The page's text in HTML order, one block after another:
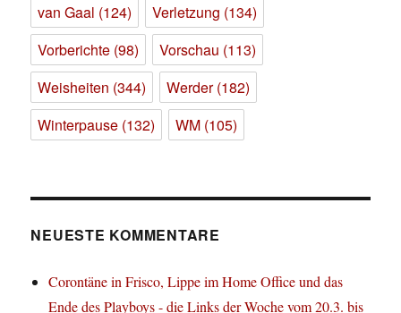
van Gaal (124) Verletzung (134)
Vorberichte (98) Vorschau (113)
Weisheiten (344) Werder(182)
Winterpause (132) WM (105)
NEUESTE KOMMENTARE
Corontäne in Frisco, Lippe im Home Office und das
Ende des Playboys - die Links der Woche vom 20.3. bis